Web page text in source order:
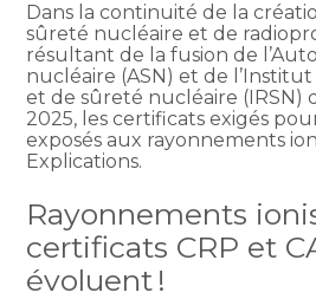
Dans la continuité de la
sûreté nucléaire et de
résultant de la fusion de
nucléaire (ASN) et de
et de sûreté nucléaire (IRSN)
2025, les certificats exigés
exposés aux rayonnements
Explications.
Rayonnements
certificats CRP et
évoluent !